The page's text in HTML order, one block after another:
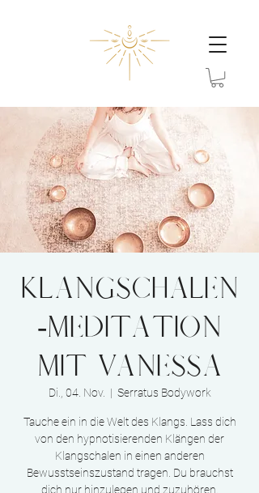
Klangschalen
-Meditation
mit Vanessa
Di., 04. Nov.
  |
Serratus Bodywork
Tauche ein in die Welt des Klangs. Lass dich
von den hypnotisierenden Klängen der
Klangschalen in einen anderen
Bewusstseinszustand tragen. Du brauchst
dich nur hinzulegen und zuzuhören.